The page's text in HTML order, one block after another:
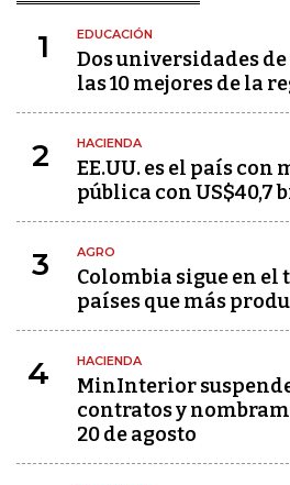
1 EDUCACIÓN
Dos universidades
las 10 mejores de la
2 HACIENDA
EE.UU. es el país con
pública con US$40,7
3 AGRO
Colombia sigue en el
países que más
4 HACIENDA
MinInterior
contratos y
20 de agosto